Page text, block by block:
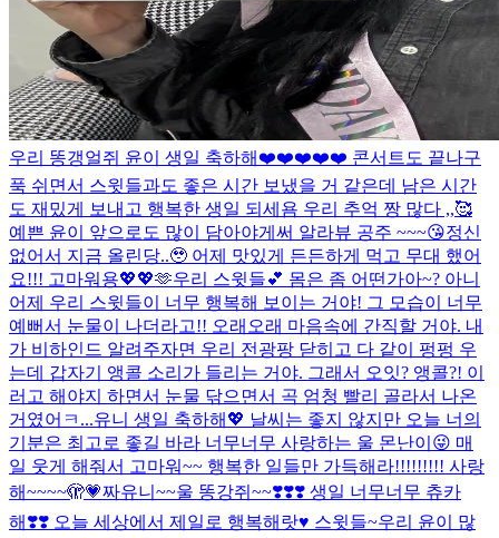
우리 똥갱얼쥐 윤이 생일 축하해❤️❤️❤️❤️❤️ 콘서트도 끝나구
푹 쉬면서 스윗들과도 좋은 시간 보냈을 거 같은데 남은 시간
도 재밌게 보내고 행복한 생일 되세욤 우리 추억 짱 많다 ,,🥰
예쁜 윤이 앞으로도 많이 담아야게써 알라뷰 공주 ~~~😘정신
없어서 지금 올린당..🥹 어제 맛있게 든든하게 먹고 무대 했어
요!!! 고마워용💖💖🫶우리 스윗들💕 몸은 좀 어떤가아~? 아니
어제 우리 스윗들이 너무 행복해 보이는 거야! 그 모습이 너무
예뻐서 눈물이 나더라고!! 오래오래 마음속에 간직할 거야. 내
가 비하인드 알려주자면 우리 전광팡 닫히고 다 같이 펑펑 우
는데 갑자기 앵콜 소리가 들리는 거야. 그래서 오잇? 앵콜?! 이
러고 해야지 하면서 눈물 닦으면서 곡 엄청 빨리 골라서 나온
거였어ㅋ...유니 생일 축하해💖 날씨는 좋지 않지만 오늘 너의
기분은 최고로 좋길 바라 너무너무 사랑하는 울 몬난이😜 매
일 웃게 해줘서 고마워~~ 행복한 일들만 가득해라!!!!!!!!! 사랑
해~~~~🫣💗짜유니~~울 똥강쥐~~❣️❣️❣️ 생일 너무너무 츄카
해❣️❣️ 오늘 세상에서 제일로 행복해랏♥️ 스윗들~우리 윤이 많